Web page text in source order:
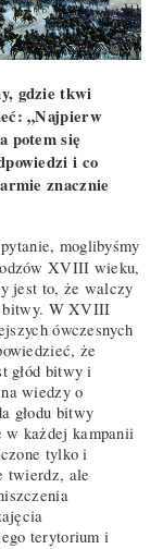
gdzie tkwi
„Najpierw
potem się
i co
znacznie
moglibyśmy
XVIII wieku,
jest to, że walczy
bitwy. W XVIII
ówczesnych
że
głód bitwy i
wiedzy o
głodu bitwy
w każdej kampanii
tylko i
twierdz, ale
terytorium i